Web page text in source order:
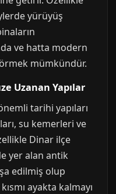
yürüyüş
ve hatta modern
mümkündür.
Uzanan Yapılar
tarihi yapıları
su kemerleri ve
Dinar ilçe
yer alan antik
edilmiş olup
ayakta kalmayı